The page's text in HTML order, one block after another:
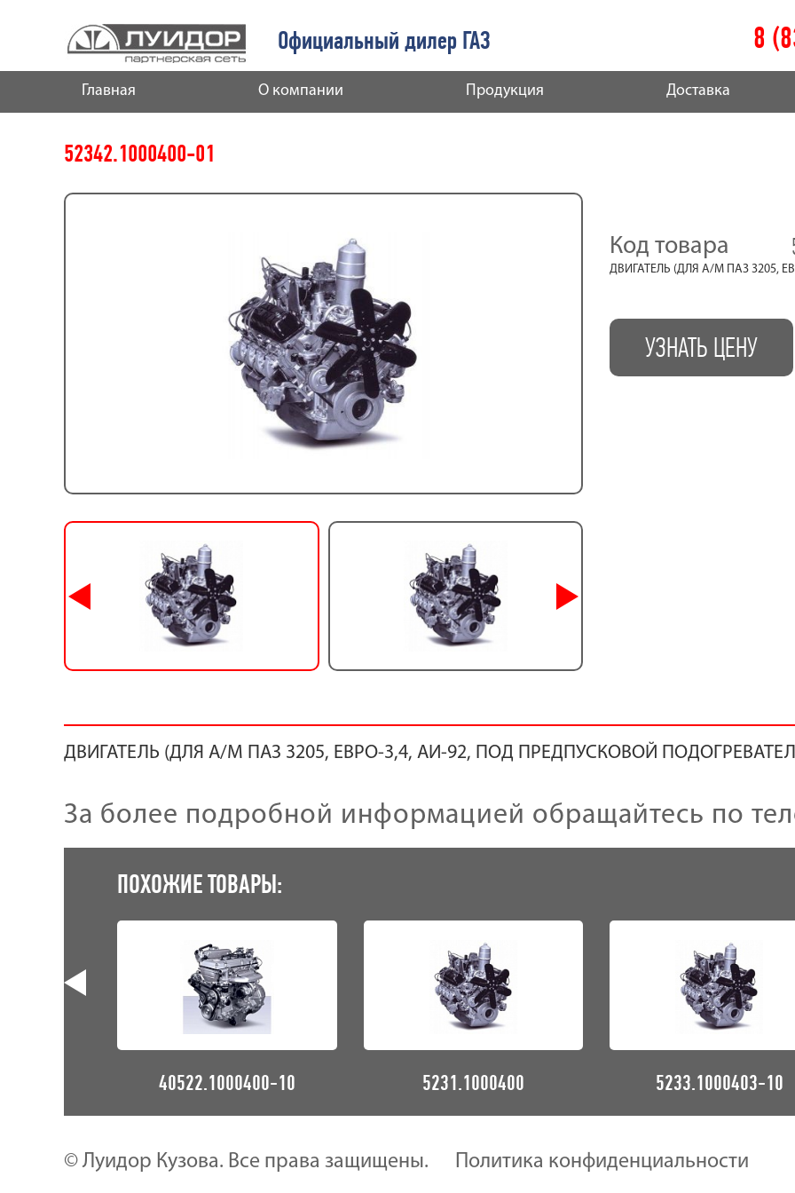
Официальный дилер ГАЗ 8
Главная О компании Продукция Доставка
52342.1000400-01
Код товара
ДВИГАТЕЛЬ (ДЛЯ А/М ПАЗ 3205,
УЗНАТЬ ЦЕНУ
ДВИГАТЕЛЬ (ДЛЯ А/М ПАЗ 3205, ЕВРО-3,4, АИ-92, ПОД ПРЕДПУСКОВОЙ
За более подробной информацией обращайтесь по
ПОХОЖИЕ ТОВАРЫ:
40522.1000400-10 5231.1000400 5233.1000403-10
© Луидор Кузова. Все права защищены. Политика конфиденциальности